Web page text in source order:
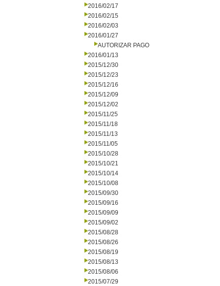
2016/02/17
2016/02/15
2016/02/03
2016/01/27
AUTORIZAR PAGO
2016/01/13
2015/12/30
2015/12/23
2015/12/16
2015/12/09
2015/12/02
2015/11/25
2015/11/18
2015/11/13
2015/11/05
2015/10/28
2015/10/21
2015/10/14
2015/10/08
2015/09/30
2015/09/16
2015/09/09
2015/09/02
2015/08/28
2015/08/26
2015/08/19
2015/08/13
2015/08/06
2015/07/29